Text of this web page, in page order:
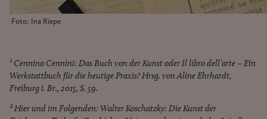
Foto: Ina Riepe
¹ Cennino Cennini: Das Buch von der Kunst oder Il libro dell’arte – Ein
Werkstattbuch für die heutige Praxis? Hrsg. von Aline Ehrhardt,
Freiburg i. Br., 2015, S. 59.
² Hier und im Folgenden: Walter Koschatzky: Die Kunst der